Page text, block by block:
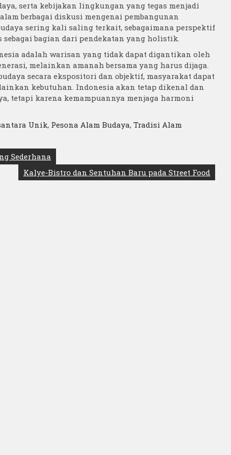
serta kebijakan lingkungan yang tegas menjadi
berbagai diskusi mengenai pembangunan
sering kali saling terkait, sebagaimana perspektif
bagian dari pendekatan yang holistik.
adalah warisan yang tidak dapat digantikan oleh
melainkan amanah bersama yang harus dijaga.
secara ekspositori dan objektif, masyarakat dapat
kebutuhan. Indonesia akan tetap dikenal dan
tetapi karena kemampuannya menjaga harmoni
Unik, Pesona Alam Budaya, Tradisi Alam
Sederhana
Kalye-Bistro dan Sentuhan Baru pada Street Food